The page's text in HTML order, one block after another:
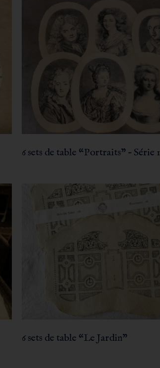
6 sets de table “Portraits” – Série 1
6 sets de table “Le Jardin”